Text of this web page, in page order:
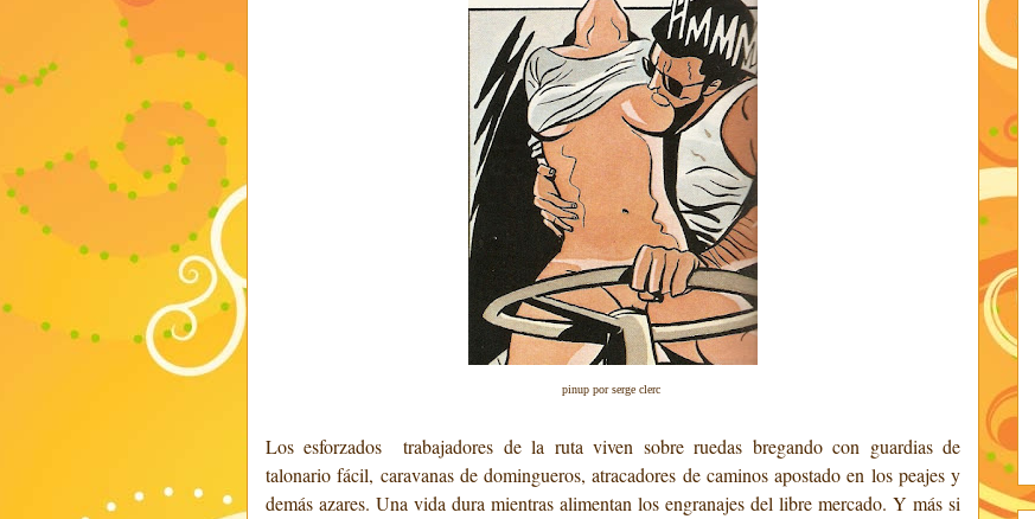
pinup por serge clerc
Los esforzados
trabajadores de la ruta viven sobre ruedas bregando con guardias de
talonario fácil, caravanas de domingueros, atracadores de caminos apostado en los peajes y
demás azares. Una vida dura mientras alimentan los engranajes del libre mercado. Y más si